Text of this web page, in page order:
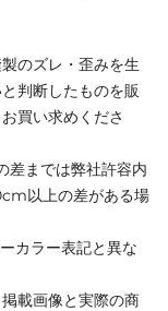
のズレ・歪みを生
判断したものを販
買い求めくださ
差までは弊社許容内
以上の差がある場
カラー表記と異な
載画像と実際の商